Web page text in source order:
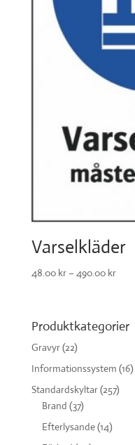
Varselkläder
48.00 kr– 490.00 kr
Produktkategorier
Gravyr(22)
Informationssystem (16)
Standardskyltar(257)
Brand (37)
Efterlysande(14)